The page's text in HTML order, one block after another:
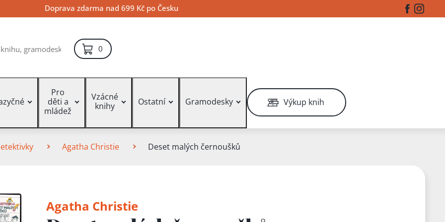
Doprava zdarma nad 699 Kč po Česku Facebook
0položek – košík
Pro
děti a
mládež
Vzácné
knihy
Ostatní Gramodesky Výkup knih
Agatha Christie Deset malých černoušků
Agatha Christie